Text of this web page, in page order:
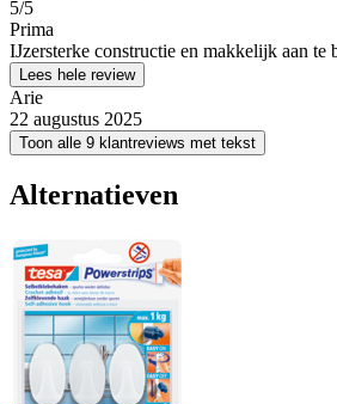
5/5
Prima
IJzersterke constructie en makkelijk aan te
Lees hele review
Arie
22 augustus 2025
Toon alle 9 klantreviews met tekst
Alternatieven